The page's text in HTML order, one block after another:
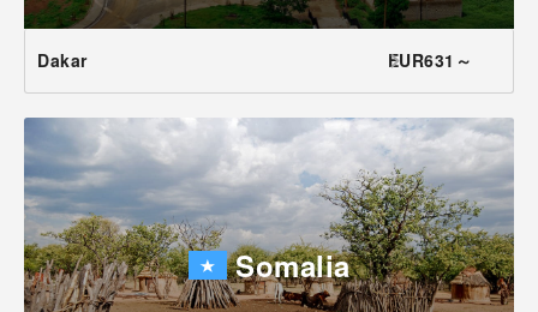
Dakar EUR631～
Somalia